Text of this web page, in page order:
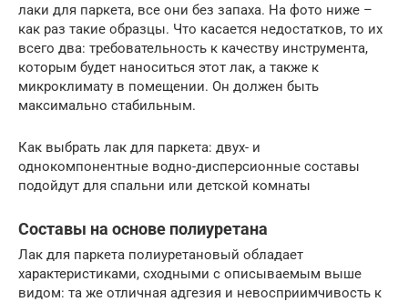
лаки для паркета, все они без запаха. На фото ниже –
как раз такие образцы. Что касается недостатков, то их
всего два: требовательность к качеству инструмента,
которым будет наноситься этот лак, а также к
микроклимату в помещении. Он должен быть
максимально стабильным.
Как выбрать лак для паркета: двух- и
однокомпонентные водно-дисперсионные составы
подойдут для спальни или детской комнаты
Составы на основе полиуретана
Лак для паркета полиуретановый обладает
характеристиками, сходными с описываемым выше
видом: та же отличная адгезия и невосприимчивость к